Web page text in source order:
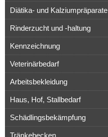
Diätika- und Kalziumpräparate
Rinderzucht und -haltung
Kennzeichnung
Veterinärbedarf
Arbeitsbekleidung
Haus, Hof, Stallbedarf
Schädlingsbekämpfung
Tränkebecken